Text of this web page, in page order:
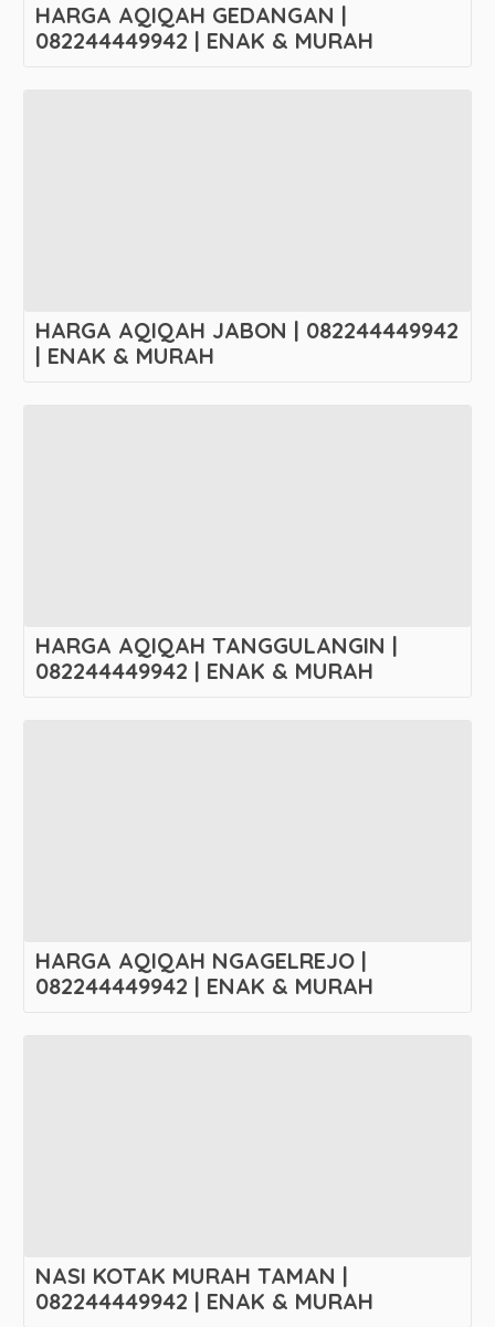
HARGA AQIQAH GEDANGAN |
082244449942 | ENAK & MURAH
HARGA AQIQAH JABON | 082244449942
| ENAK & MURAH
HARGA AQIQAH TANGGULANGIN |
082244449942 | ENAK & MURAH
HARGA AQIQAH NGAGELREJO |
082244449942 | ENAK & MURAH
NASI KOTAK MURAH TAMAN |
082244449942 | ENAK & MURAH